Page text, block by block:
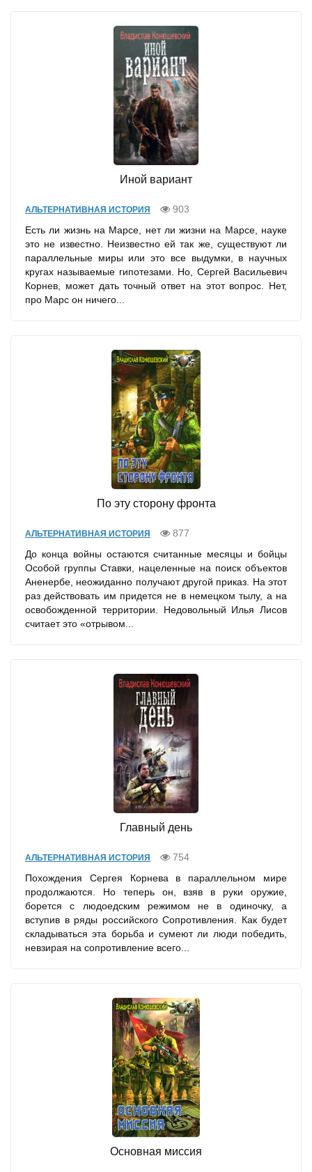
Иной вариант
АЛЬТЕРНАТИВНАЯ ИСТОРИЯ
903
Есть ли жизнь на Марсе, нет ли жизни на Марсе, науке
это не известно. Неизвестно ей так же, существуют ли
параллельные миры или это все выдумки, в научных
кругах называемые гипотезами. Но, Сергей Васильевич
Корнев, может дать точный ответ на этот вопрос. Нет,
про Марс он ничего...
По эту сторону фронта
АЛЬТЕРНАТИВНАЯ ИСТОРИЯ
877
До конца войны остаются считанные месяцы и бойцы
Особой группы Ставки, нацеленные на поиск объектов
Аненербе, неожиданно получают другой приказ. На этот
раз действовать им придется не в немецком тылу, а на
освобожденной территории. Недовольный Илья Лисов
считает это «отрывом...
Главный день
АЛЬТЕРНАТИВНАЯ ИСТОРИЯ
754
Похождения Сергея Корнева в параллельном мире
продолжаются. Но теперь он, взяв в руки оружие,
борется с людоедским режимом не в одиночку, а
вступив в ряды российского Сопротивления. Как будет
складываться эта борьба и сумеют ли люди победить,
невзирая на сопротивление всего...
Основная миссия